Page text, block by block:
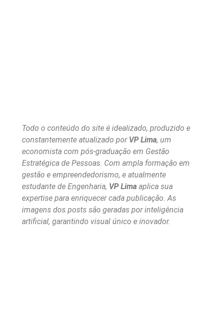
Todo o conteúdo do site é idealizado, produzido e
constantemente atualizado por VP Lima, um
economista com pós-graduação em Gestão
Estratégica de Pessoas. Com ampla formação em
gestão e empreendedorismo, e atualmente
estudante de Engenharia, VP Lima aplica sua
expertise para enriquecer cada publicação. As
imagens dos posts são geradas por inteligência
artificial, garantindo visual único e inovador.